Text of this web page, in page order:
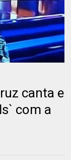
canta e
com a